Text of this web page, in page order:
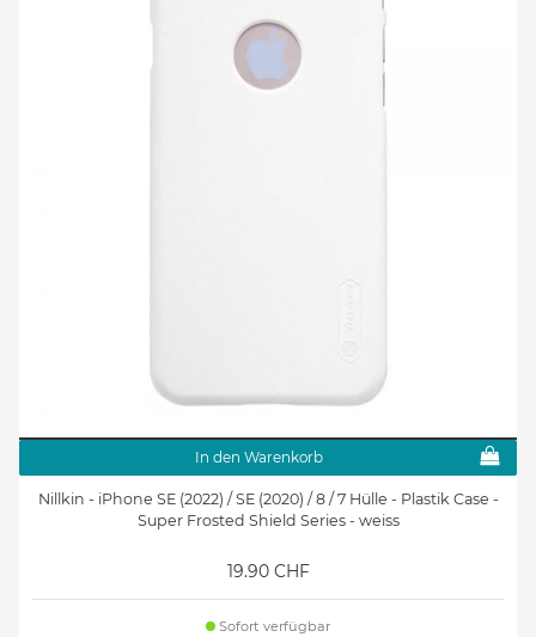
In den Warenkorb
Nillkin - iPhone SE (2022) / SE (2020) / 8 / 7 Hülle - Plastik Case -
Super Frosted Shield Series - weiss
19.90 CHF
Sofort verfügbar